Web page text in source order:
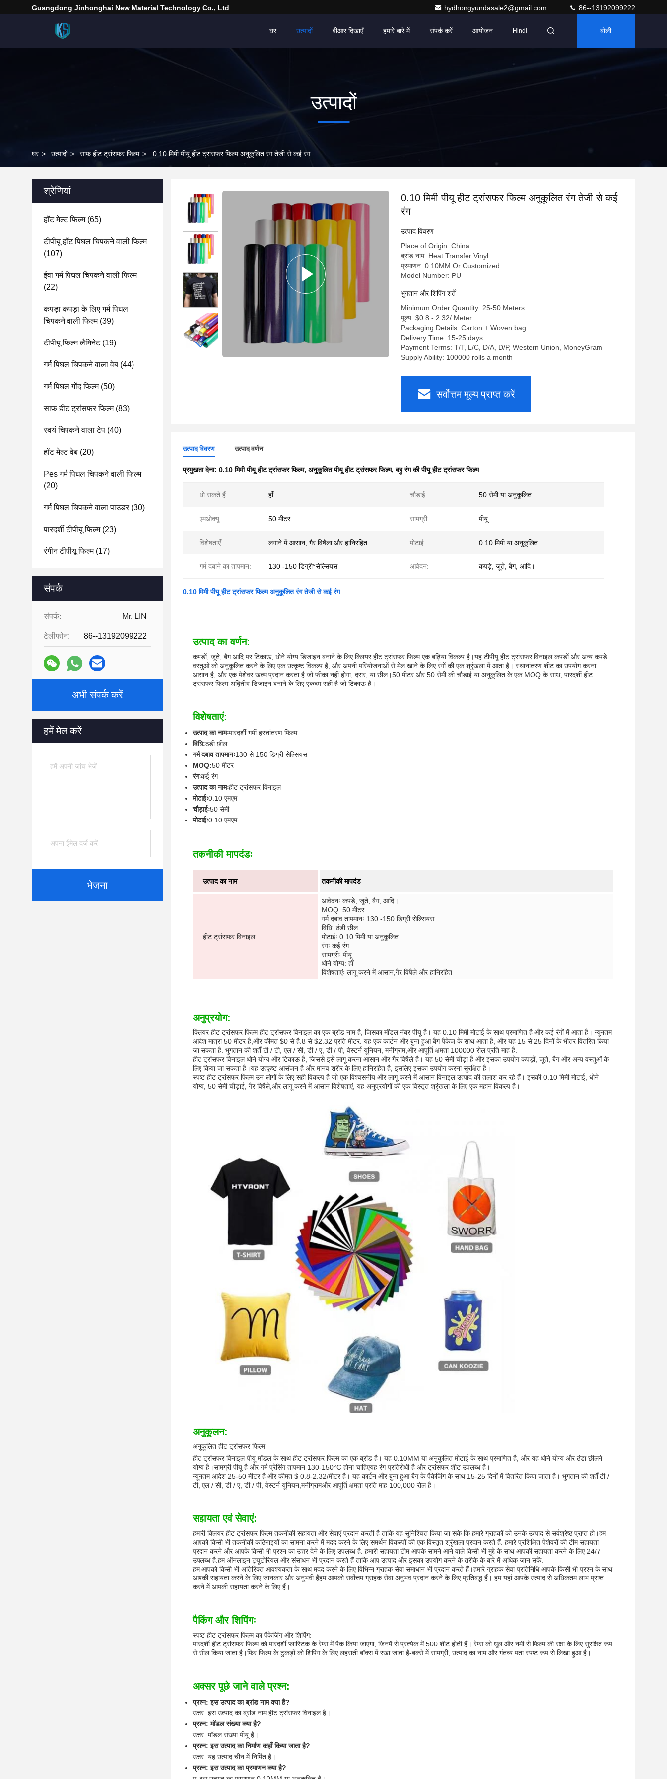
Guangdong Jinhonghai New Material Technology Co., Ltd hydhongyundasale2@gmail.com 86--13192099222
घर उत्पादों वीआर दिखाएँ हमारे बारे में संपर्क करें आयोजन Hindi बोली
उत्पादों
घर > उत्पादों > साफ़ हीट ट्रांसफर फिल्म > 0.10 मिमी पीयू हीट ट्रांसफर फिल्म अनुकूलित रंग तेजी से कई रंग
श्रेणियां
हॉट मेल्ट फिल्म(65)
टीपीयू हॉट पिघल चिपकने वाली फिल्म
(107)
ईवा गर्म पिघल चिपकने वाली फिल्म
(22)
कपड़ा कपड़ा के लिए गर्म पिघल
चिपकने वाली फिल्म(39)
टीपीयू फिल्म लैमिनेट(19)
गर्म पिघल चिपकने वाला वेब (44)
गर्म पिघल गोंद फिल्म(50)
साफ़ हीट ट्रांसफर फिल्म(83)
स्वयं चिपकने वाला टेप (40)
हॉट मेल्ट वेब (20)
Pes गर्म पिघल चिपकने वाली फिल्म
(20)
गर्म पिघल चिपकने वाला पाउडर(30)
पारदर्शी टीपीयू फिल्म(23)
रंगीन टीपीयू फिल्म(17)
संपर्क
संपर्क: Mr. LIN
टेलीफोन: 86--13192099222
अभी संपर्क करें
हमें मेल करें
भेजना
0.10 मिमी पीयू हीट ट्रांसफर फिल्म अनुकूलित रंग तेजी से कई
रंग
उत्पाद विवरण
Place of Origin: China
ब्रांड नाम: Heat Transfer Vinyl
प्रमाणन: 0.10MM Or Customized
Model Number: PU
भुगतान और शिपिंग शर्तें
Minimum Order Quantity: 25-50 Meters
मूल्य: $0.8 - 2.32/ Meter
Packaging Details: Carton + Woven bag
Delivery Time: 15-25 days
Payment Terms: T/T, L/C, D/A, D/P, Western Union, MoneyGram
Supply Ability: 100000 rolls a month
सर्वोत्तम मूल्य प्राप्त करें
उत्पाद विवरण उत्पाद वर्णन
प्रमुखता देना: 0.10 मिमी पीयू हीट ट्रांसफर फिल्म, अनुकूलित पीयू हीट ट्रांसफर फिल्म,बहु रंग की पीयू हीट ट्रांसफर फिल्म
धो सकते हैं: हाँ चौड़ाई: 50 सेमी या अनुकूलित
एमओक्यू: 50 मीटर सामग्री: पीयू
विशेषताएँ: लगाने में आसान, गैर विषैला और हानिरहित मोटाई: 0.10 मिमी या अनुकूलित
गर्म दबाने का तापमान: 130 -150 डिग्री°सेल्सियस आवेदन: कपड़े, जूते, बैग, आदि।
0.10 मिमी पीयू हीट ट्रांसफर फिल्म अनुकूलित रंग तेजी से कई रंग
उत्पाद का वर्णन:
कपड़ों, जूते, बैग आदि पर टिकाऊ, धोने योग्य डिजाइन बनाने के लिए क्लियर हीट ट्रांसफर फिल्म एक बढ़िया विकल्प है।यह टीपीयू हीट ट्रांसफर विनाइल कपड़ों और अन्य कपड़े
वस्तुओं को अनुकूलित करने के लिए एक उत्कृष्ट विकल्प है, और अपनी परियोजनाओं से मेल खाने के लिए रंगों की एक श्रृंखला में आता है। स्थानांतरण शीट का उपयोग करना
आसान है, और एक पेशेवर खत्म प्रदान करता है जो फीका नहीं होगा, दरार, या छील।50 मीटर और 50 सेमी की चौड़ाई या अनुकूलित के एक MOQ के साथ, पारदर्शी हीट
ट्रांसफर फिल्म अद्वितीय डिजाइन बनाने के लिए एकदम सही है जो टिकाऊ है।
विशेषताएं:
उत्पाद का नामःपारदर्शी गर्मी हस्तांतरण फिल्म
विधि:ठंडी छील
गर्म दबाव तापमानः130 से 150 डिग्री सेल्सियस
MOQ:50 मीटर
रंगःकई रंग
उत्पाद का नामःहीट ट्रांसफर विनाइल
मोटाईः0.10 एमएम
चौड़ाईः50 सेमी
मोटाईः0.10 एमएम
तकनीकी मापदंडः
उत्पाद का नाम तकनीकी मापदंड
हीट ट्रांसफर विनाइल
आवेदनः कपड़े, जूते, बैग, आदि।
MOQ: 50 मीटर
गर्म दबाव तापमानः 130 -150 डिग्री सेल्सियस
विधि: ठंडी छील
मोटाईः 0.10 मिमी या अनुकूलित
रंगः कई रंग
सामग्रीः पीयू
धोने योग्य: हाँ
विशेषताएंः लागू करने में आसान,गैर विषैले और हानिरहित
अनुप्रयोग:
क्लियर हीट ट्रांसफर फिल्म हीट ट्रांसफर विनाइल का एक ब्रांड नाम है, जिसका मॉडल नंबर पीयू है। यह 0.10 मिमी मोटाई के साथ प्रमाणित है और कई रंगों में आता है। न्यूनतम
आदेश मात्रा 50 मीटर है,और कीमत $0 से है.8 से $2.32 प्रति मीटर. यह एक कार्टन और बुना हुआ बैग पैकेज के साथ आता है, और यह 15 से 25 दिनों के भीतर वितरित किया
जा सकता है. भुगतान की शर्तें टी / टी, एल / सी, डी / ए, डी / पी, वेस्टर्न यूनियन, मनीग्राम,और आपूर्ति क्षमता 100000 रोल प्रति माह है.
हीट ट्रांसफर विनाइल धोने योग्य और टिकाऊ है, जिससे इसे लागू करना आसान और गैर विषैले है। यह 50 सेमी चौड़ा है और इसका उपयोग कपड़ों, जूते, बैग और अन्य वस्तुओं के
लिए किया जा सकता है।यह उत्कृष्ट आसंजन है और मानव शरीर के लिए हानिरहित है, इसलिए इसका उपयोग करना सुरक्षित है।
स्पष्ट हीट ट्रांसफर फिल्म उन लोगों के लिए सही विकल्प है जो एक विश्वसनीय और लागू करने में आसान विनाइल उत्पाद की तलाश कर रहे हैं। इसकी 0.10 मिमी मोटाई, धोने
योग्य, 50 सेमी चौड़ाई, गैर विषैले,और लागू करने में आसान विशेषताएं, यह अनुप्रयोगों की एक विस्तृत श्रृंखला के लिए एक महान विकल्प है।
अनुकूलन:
अनुकूलित हीट ट्रांसफर फिल्म
हीट ट्रांसफर विनाइल पीयू मॉडल के साथ हीट ट्रांसफर फिल्म का एक ब्रांड है। यह 0.10MM या अनुकूलित मोटाई के साथ प्रमाणित है, और यह धोने योग्य और ठंडा छीलने
योग्य है।सामग्री पीयू है और गर्म प्रेसिंग तापमान 130-150°C होना चाहिएयह रंग प्रतिरोधी है और ट्रांसफर शीट उपलब्ध है।
न्यूनतम आदेश 25-50 मीटर है और कीमत $ 0.8-2.32/मीटर है। यह कार्टन और बुना हुआ बैग के पैकेजिंग के साथ 15-25 दिनों में वितरित किया जाता है। भुगतान की शर्तें टी /
टी, एल / सी, डी / ए, डी / पी, वेस्टर्न यूनियन,मनीग्रामऔर आपूर्ति क्षमता प्रति माह 100,000 रोल है।
सहायता एवं सेवाएं:
हमारी क्लियर हीट ट्रांसफर फिल्म तकनीकी सहायता और सेवाएं प्रदान करती है ताकि यह सुनिश्चित किया जा सके कि हमारे ग्राहकों को उनके उत्पाद से सर्वश्रेष्ठ प्राप्त हो।हम
आपको किसी भी तकनीकी कठिनाइयों का सामना करने में मदद करने के लिए समर्थन विकल्पों की एक विस्तृत श्रृंखला प्रदान करते हैं. हमारे प्रशिक्षित पेशेवरों की टीम सहायता
प्रदान करने और आपके किसी भी प्रश्न का उत्तर देने के लिए उपलब्ध है. हमारी सहायता टीम आपके सामने आने वाले किसी भी मुद्दे के साथ आपकी सहायता करने के लिए 24/7
उपलब्ध है.हम ऑनलाइन ट्यूटोरियल और संसाधन भी प्रदान करते हैं ताकि आप उत्पाद और इसका उपयोग करने के तरीके के बारे में अधिक जान सकें.
हम आपको किसी भी अतिरिक्त आवश्यकता के साथ मदद करने के लिए विभिन्न ग्राहक सेवा समाधान भी प्रदान करते हैं।हमारे ग्राहक सेवा प्रतिनिधि आपके किसी भी प्रश्न के साथ
आपकी सहायता करने के लिए जानकार और अनुभवी हैंहम आपको सर्वोत्तम ग्राहक सेवा अनुभव प्रदान करने के लिए प्रतिबद्ध हैं। हम यहां आपके उत्पाद से अधिकतम लाभ प्राप्त
करने में आपकी सहायता करने के लिए हैं।
पैकिंग और शिपिंगः
स्पष्ट हीट ट्रांसफर फिल्म का पैकेजिंग और शिपिंग:
पारदर्शी हीट ट्रांसफर फिल्म को पारदर्शी प्लास्टिक के रेम्स में पैक किया जाएगा, जिनमें से प्रत्येक में 500 शीट होती हैं। रेम्स को धूल और नमी से फिल्म की रक्षा के लिए सुरक्षित रूप
से सील किया जाता है।फिर फिल्म के टुकड़ों को शिपिंग के लिए लहराती बॉक्स में रखा जाता है-बक्से में सामग्री, उत्पाद का नाम और गंतव्य पता स्पष्ट रूप से लिखा हुआ है।
अक्सर पूछे जाने वाले प्रश्न:
प्रश्न: इस उत्पाद का ब्रांड नाम क्या है?
उत्तर: इस उत्पाद का ब्रांड नाम हीट ट्रांसफर विनाइल है।
प्रश्न: मॉडल संख्या क्या है?
उत्तर: मॉडल संख्या पीयू है।
प्रश्न: इस उत्पाद का निर्माण कहाँ किया जाता है?
उत्तर: यह उत्पाद चीन में निर्मित है।
प्रश्न: इस उत्पाद का प्रमाणन क्या है?